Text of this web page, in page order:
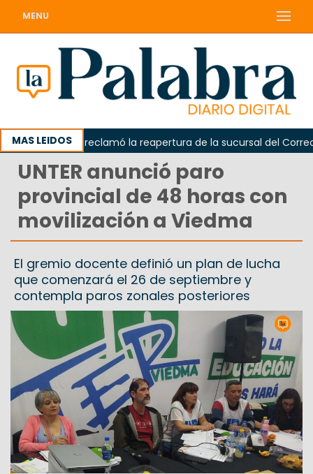
MENU
MAS LEIDOS
Odarda reclamó la reapertura de la sucursal del Correo
UNTER anunció paro
provincial de 48 horas con
movilización a Viedma
El gremio docente definió un plan de lucha
que comenzará el 26 de septiembre y
contempla paros zonales posteriores